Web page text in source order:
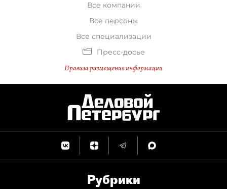
Все компании
Все персоны
Все специализации
Пресс-досье
Правила размещения информации
Рубрики